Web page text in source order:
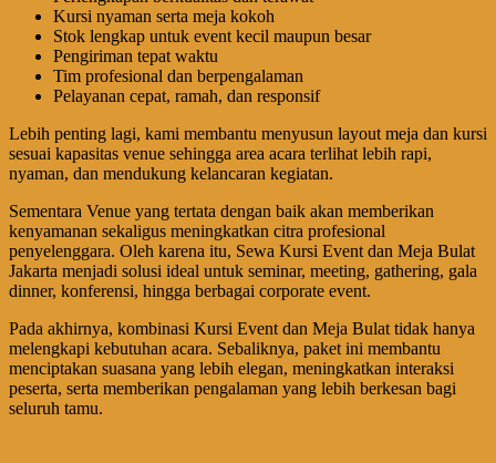
Kursi nyaman serta meja kokoh
Stok lengkap untuk event kecil maupun besar
Pengiriman tepat waktu
Tim profesional dan berpengalaman
Pelayanan cepat, ramah, dan responsif
Lebih penting lagi, kami membantu menyusun layout meja dan kursi
sesuai kapasitas venue sehingga area acara terlihat lebih rapi,
nyaman, dan mendukung kelancaran kegiatan.
Sementara Venue yang tertata dengan baik akan memberikan
kenyamanan sekaligus meningkatkan citra profesional
penyelenggara. Oleh karena itu, Sewa Kursi Event dan Meja Bulat
Jakarta menjadi solusi ideal untuk seminar, meeting, gathering, gala
dinner, konferensi, hingga berbagai corporate event.
Pada akhirnya, kombinasi Kursi Event dan Meja Bulat tidak hanya
melengkapi kebutuhan acara. Sebaliknya, paket ini membantu
menciptakan suasana yang lebih elegan, meningkatkan interaksi
peserta, serta memberikan pengalaman yang lebih berkesan bagi
seluruh tamu.